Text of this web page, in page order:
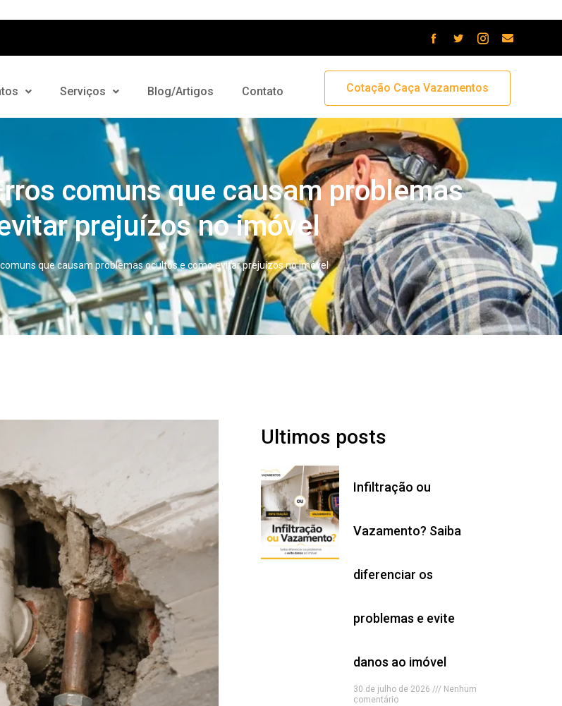
Serviços Blog/Artigos Contato Cotação Caça Vazamentos
comuns que causam problemas
prejuízos no imóvel
que causam problemas ocultos e como evitar prejuízos no imóvel
Ultimos posts
Infiltração ou
Vazamento? Saiba
diferenciar os
problemas e evite
danos ao imóvel
30 de julho de 2026
Nenhum
comentário